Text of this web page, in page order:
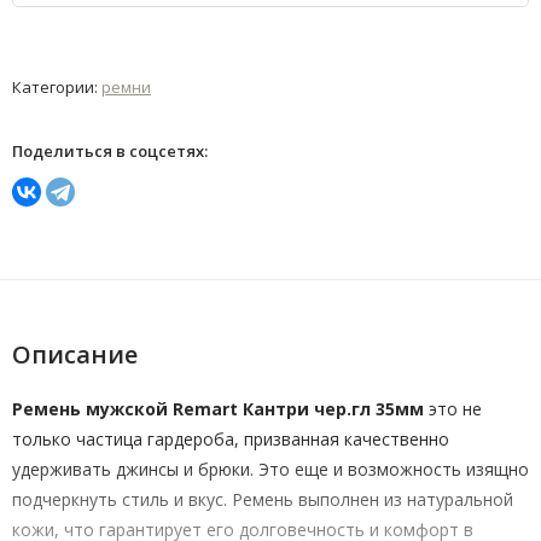
Категории: ремни
Поделиться в соцсетях:
Описание
Ремень мужской Remart Кантри чер.гл 35мм это не
только частица гардероба, призванная качественно
удерживать джинсы и брюки. Это еще и возможность изящно
подчеркнуть стиль и вкус. Ремень выполнен из натуральной
кожи, что гарантирует его долговечность и комфорт в